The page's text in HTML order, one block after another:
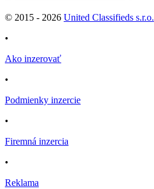
© 2015 - 2026 United Classifieds s.r.o.
•
Ako inzerovať
•
Podmienky inzercie
•
Firemná inzercia
•
Reklama